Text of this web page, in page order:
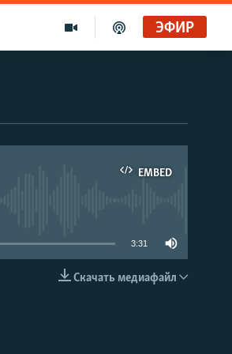
ЭФИР
EMBED
EMBED
3:31
Скачать медиафайл